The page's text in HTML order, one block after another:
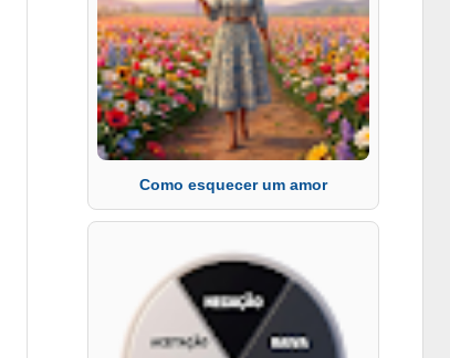
Como esquecer um amor